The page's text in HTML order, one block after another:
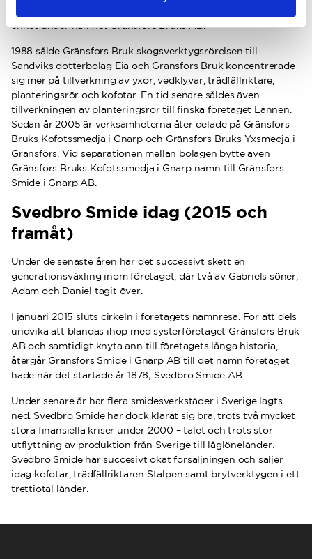
enhet under namnet Gränsfors Bruks AB.
1988 sålde Gränsfors Bruk skogsverktygsrörelsen till
Sandviks dotterbolag Eia och Gränsfors Bruk koncentrerade
sig mer på tillverkning av yxor, vedklyvar, trädfällriktare,
planteringsrör och kofotar. En tid senare såldes även
tillverkningen av planteringsrör till finska företaget Lännen.
Sedan år 2005 är verksamheterna åter delade på Gränsfors
Bruks Kofotssmedja i Gnarp och Gränsfors Bruks Yxsmedja i
Gränsfors. Vid separationen mellan bolagen bytte även
Gränsfors Bruks Kofotssmedja i Gnarp namn till Gränsfors
Smide i Gnarp AB.
Svedbro Smide idag (2015 och
framåt)
Under de senaste åren har det successivt skett en
generationsväxling inom företaget, där två av Gabriels söner,
Adam och Daniel tagit över.
I januari 2015 sluts cirkeln i företagets namnresa. För att dels
undvika att blandas ihop med systerföretaget Gränsfors Bruk
AB och samtidigt knyta ann till företagets långa historia,
återgår Gränsfors Smide i Gnarp AB till det namn företaget
hade när det startade år 1878; Svedbro Smide AB.
Under senare år har flera smidesverkstäder i Sverige lagts
ned. Svedbro Smide har dock klarat sig bra, trots två mycket
stora finansiella kriser under 2000 – talet och trots stor
utflyttning av produktion från Sverige till låglöneländer.
Svedbro Smide har succesivt ökat försäljningen och säljer
idag kofotar, trädfällriktaren Stalpen samt brytverktygen i ett
trettiotal länder.